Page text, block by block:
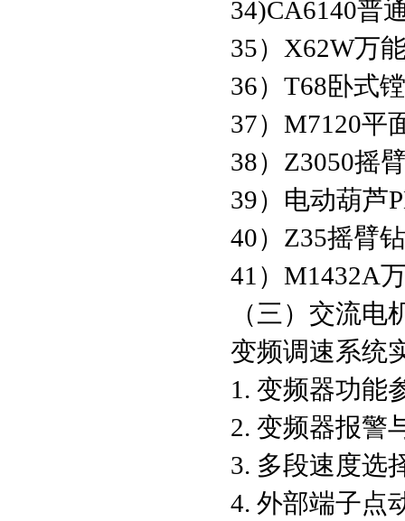
34)CA6140普
35）X62W万
36）T68卧式
37）M7120平
38）Z3050摇
39）电动葫芦
40）Z35摇臂
41）M1432A
（三）交流电
变频调速系统
1. 变频器功能
2. 变频器报警
3. 多段速度选
4. 外部端子点